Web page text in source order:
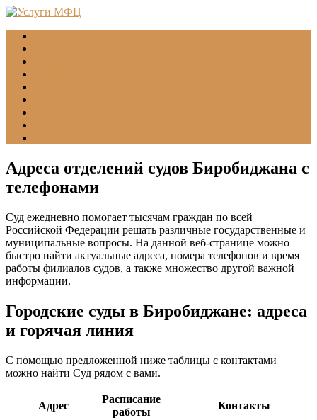
Адреса отделений судов Биробиджана с
телефонами
Суд ежедневно помогает тысячам граждан по всей
Российской Федерации решать различные государственные и
муниципальные вопросы. На данной веб-странице можно
быстро найти актуальные адреса, номера телефонов и время
работы филиалов судов, а также множество другой важной
информации.
Городские суды в Биробиджане: адреса
и горячая линия
С помощью предложенной ниже таблицы с контактами
можно найти Суд рядом с вами.
Адрес
Расписание
работы
Контакты